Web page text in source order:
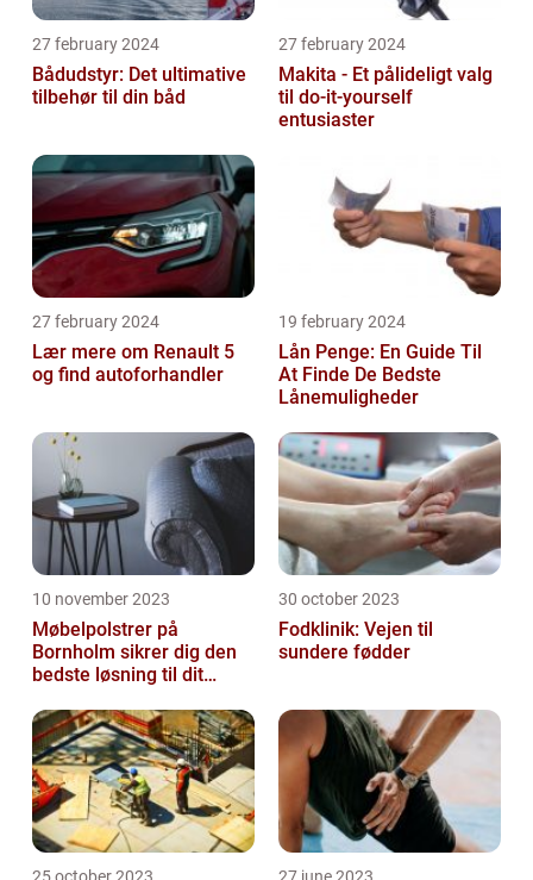
27 february 2024
Bådudstyr: Det ultimative
tilbehør til din båd
27 february 2024
Makita - Et pålideligt valg
til do-it-yourself
entusiaster
27 february 2024
Lær mere om Renault 5
og find autoforhandler
19 february 2024
Lån Penge: En Guide Til
At Finde De Bedste
Lånemuligheder
10 november 2023
Møbelpolstrer på
Bornholm sikrer dig den
bedste løsning til dit
30 october 2023
Fodklinik: Vejen til
sundere fødder